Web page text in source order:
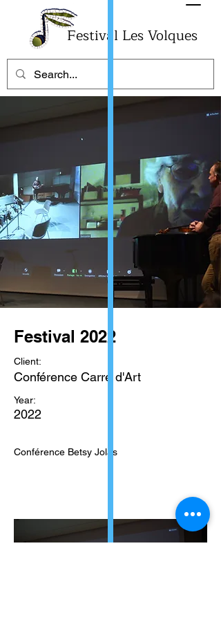
Festival Les Volques
Festival 2022
Client:
Conférence Carré d'Art
Year:
2022
Conférence Betsy Jolas